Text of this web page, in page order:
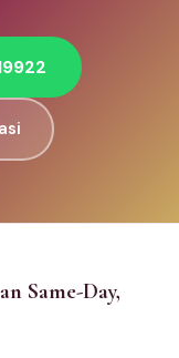
Same-Day,